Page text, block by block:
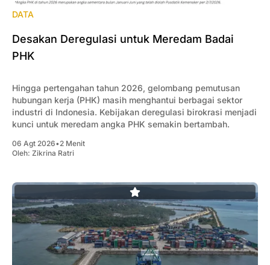
DATA
Desakan Deregulasi untuk Meredam Badai
PHK
Hingga pertengahan tahun 2026, gelombang pemutusan
hubungan kerja (PHK) masih menghantui berbagai sektor
industri di Indonesia. Kebijakan deregulasi birokrasi menjadi
kunci untuk meredam angka PHK semakin bertambah.
06 Agt 2026•2 Menit
Oleh: Zikrina Ratri